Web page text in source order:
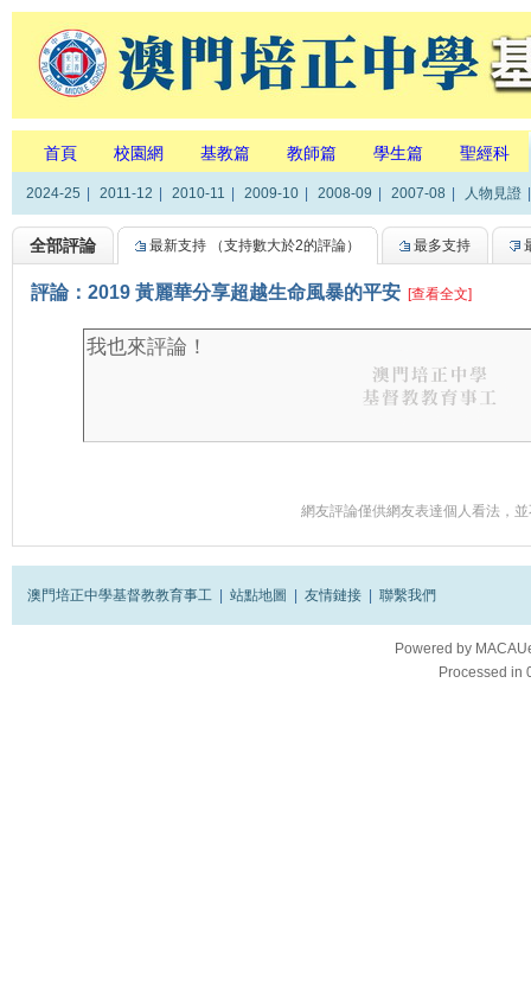
首頁 校園網 基教篇 教師篇 學生篇 聖經科
2024-25 2011-12 2010-11 2009-10 2008-09 2007-08 人物見證
全部評論 最新支持 （支持數大於2的評論） 最多支持
評論：2019 黃麗華分享超越生命風暴的平安 [查看全文]
網友評論僅供網友表達個人看法，
澳門培正中學基督教教育事工 站點地圖 友情鏈接 聯繫我們
Powered by
Processed in